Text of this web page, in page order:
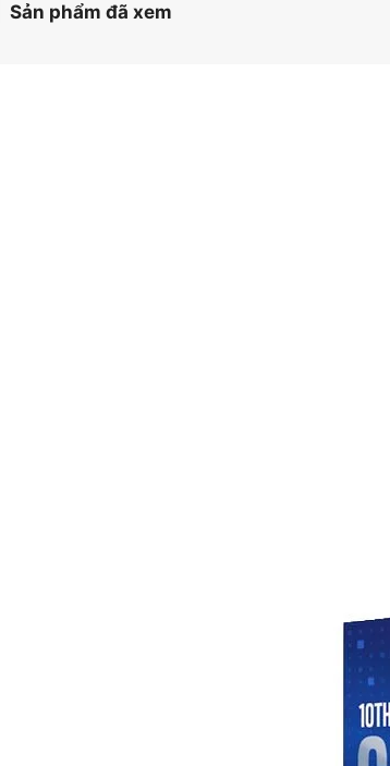
Sản phẩm đã xem